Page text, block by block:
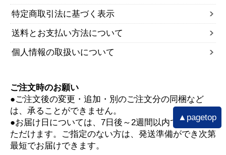
特定商取引法に基づく表示
送料とお支払い方法について
個人情報の取扱いについて
ご注文時のお願い
●ご注文後の変更・追加・別のご注文分の同梱など
は、承ることができません。
●お届け日については、7日後～2週間以内でご指定い
ただけます。ご指定のない方は、発送準備ができ次第
最短でお届けできます。
▲pagetop